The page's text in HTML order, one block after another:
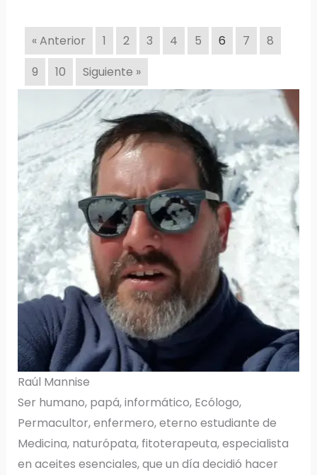
« Anterior 1 2 3 4 5 6 7
8
9
10 Siguiente »
Raúl Mannise
Ser humano, papá, informático, Ecólogo,
Permacultor, enfermero, eterno estudiante de
Medicina, naturópata, fitoterapeuta, especialista
en aceites esenciales, que un día decidió hacer